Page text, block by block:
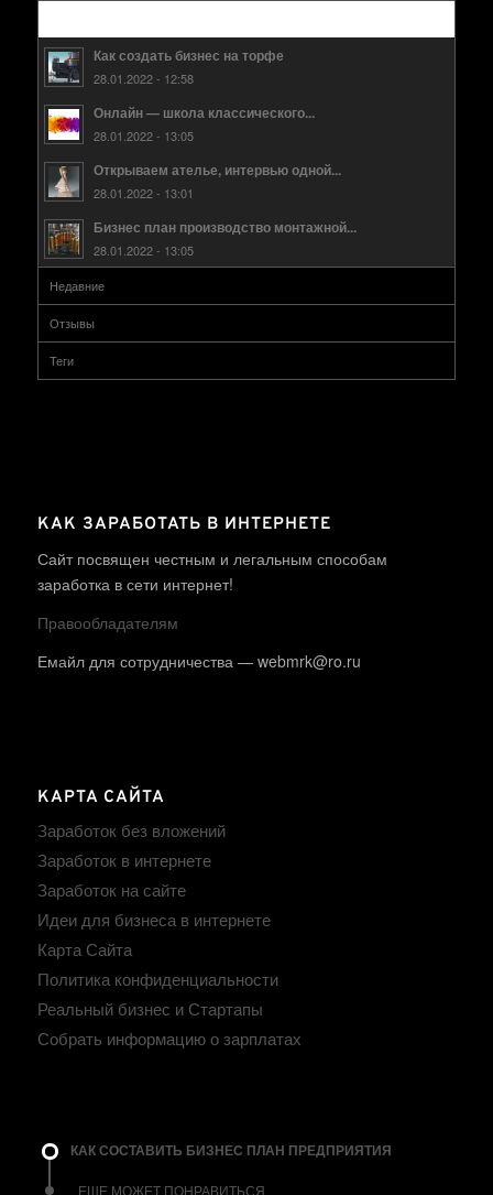
Как создать бизнес на торфе
28.01.2022 - 12:58
Онлайн — школа классического...
28.01.2022 - 13:05
Открываем ателье, интервью одной...
28.01.2022 - 13:01
Бизнес план производство монтажной...
28.01.2022 - 13:05
Недавние
Отзывы
Теги
КАК ЗАРАБОТАТЬ В ИНТЕРНЕТЕ
Сайт посвящен честным и легальным способам
заработка в сети интернет!
Правообладателям
Емайл для сотрудничества — webmrk@ro.ru
КАРТА САЙТА
Заработок без вложений
Заработок в интернете
Заработок на сайте
Идеи для бизнеса в интернете
Карта Сайта
Политика конфиденциальности
Реальный бизнес и Стартапы
Собрать информацию о зарплатах
КАК СОСТАВИТЬ БИЗНЕС ПЛАН ПРЕДПРИЯТИЯ
ЕЩЕ МОЖЕТ ПОНРАВИТЬСЯ